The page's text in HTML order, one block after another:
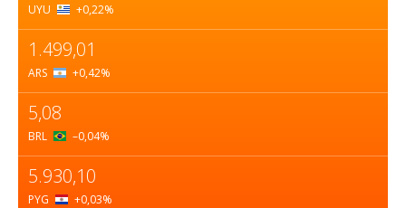
UYU +0,22%
1.499,01
ARS +0,42%
5,08
BRL –0,04%
5.930,10
PYG +0,03%